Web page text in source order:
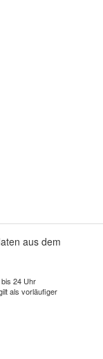
aus dem
24 Uhr
als vorläufiger